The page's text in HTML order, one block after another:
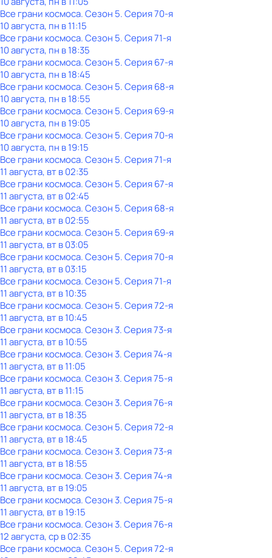
Все грани космоса. Сезон 5. Серия 70-я
10 августа, пн в 11:15
Все грани космоса. Сезон 5. Серия 71-я
10 августа, пн в 18:35
Все грани космоса. Сезон 5. Серия 67-я
10 августа, пн в 18:45
Все грани космоса. Сезон 5. Серия 68-я
10 августа, пн в 18:55
Все грани космоса. Сезон 5. Серия 69-я
10 августа, пн в 19:05
Все грани космоса. Сезон 5. Серия 70-я
10 августа, пн в 19:15
Все грани космоса. Сезон 5. Серия 71-я
11 августа, вт в 02:35
Все грани космоса. Сезон 5. Серия 67-я
11 августа, вт в 02:45
Все грани космоса. Сезон 5. Серия 68-я
11 августа, вт в 02:55
Все грани космоса. Сезон 5. Серия 69-я
11 августа, вт в 03:05
Все грани космоса. Сезон 5. Серия 70-я
11 августа, вт в 03:15
Все грани космоса. Сезон 5. Серия 71-я
11 августа, вт в 10:35
Все грани космоса. Сезон 5. Серия 72-я
11 августа, вт в 10:45
Все грани космоса. Сезон 3. Серия 73-я
11 августа, вт в 10:55
Все грани космоса. Сезон 3. Серия 74-я
11 августа, вт в 11:05
Все грани космоса. Сезон 3. Серия 75-я
11 августа, вт в 11:15
Все грани космоса. Сезон 3. Серия 76-я
11 августа, вт в 18:35
Все грани космоса. Сезон 5. Серия 72-я
11 августа, вт в 18:45
Все грани космоса. Сезон 3. Серия 73-я
11 августа, вт в 18:55
Все грани космоса. Сезон 3. Серия 74-я
11 августа, вт в 19:05
Все грани космоса. Сезон 3. Серия 75-я
11 августа, вт в 19:15
Все грани космоса. Сезон 3. Серия 76-я
12 августа, ср в 02:35
Все грани космоса. Сезон 5. Серия 72-я